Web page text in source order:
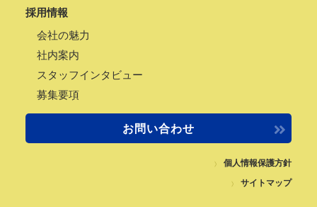
採用情報
会社の魅力
社内案内
スタッフインタビュー
募集要項
お問い合わせ
個人情報保護方針
サイトマップ